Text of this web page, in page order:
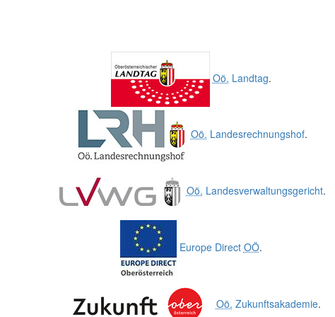
Oö. Landtag.
Oö. Landesrechnungshof.
Oö. Landesverwaltungsgericht.
Europe Direct OÖ.
Oö. Zukunftsakademie.